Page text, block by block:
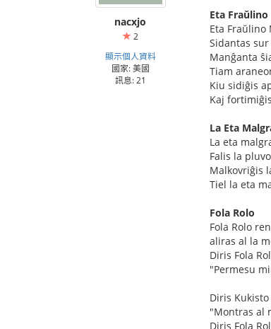
nacxjo
2
顯示個人資料
國家: 美國
訊息: 21
Eta
Eta Fraŭlino
Sidantas sur
Manĝanta
Tiam
Kiu sidiĝis
Kaj
La Eta
La eta
Falis la
Malkovriĝis
Tiel la eta
Fola Rolo
Fola Rolo
aliras al la
Diris Fola
"Permesu
Diris
"Montras al
Diris Fola